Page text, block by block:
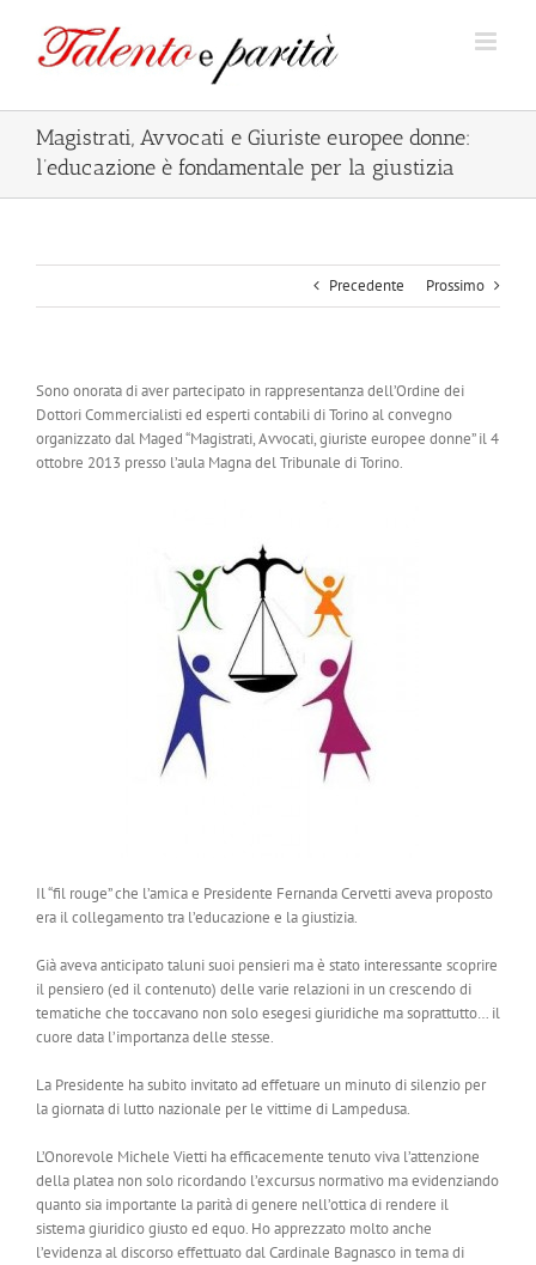
contenuto
Magistrati, Avvocati e Giuriste europee donne:
l’educazione è fondamentale per la giustizia
Precedente Prossimo
Sono onorata di aver partecipato in rappresentanza dell’Ordine dei
Dottori Commercialisti ed esperti contabili di Torino al convegno
organizzato dal Maged “Magistrati, Avvocati, giuriste europee donne” il 4
ottobre 2013 presso l’aula Magna del Tribunale di Torino.
Il “fil rouge” che l’amica e Presidente Fernanda Cervetti aveva proposto
era il collegamento tra l’educazione e la giustizia.
Già aveva anticipato taluni suoi pensieri ma è stato interessante scoprire
il pensiero (ed il contenuto) delle varie relazioni in un crescendo di
tematiche che toccavano non solo esegesi giuridiche ma soprattutto… il
cuore data l’importanza delle stesse.
La Presidente ha subito invitato ad effetuare un minuto di silenzio per
la giornata di lutto nazionale per le vittime di Lampedusa.
L’Onorevole Michele Vietti ha efficacemente tenuto viva l’attenzione
della platea non solo ricordando l’excursus normativo ma evidenziando
quanto sia importante la parità di genere nell’ottica di rendere il
sistema giuridico giusto ed equo. Ho apprezzato molto anche
l’evidenza al discorso effettuato dal Cardinale Bagnasco in tema di